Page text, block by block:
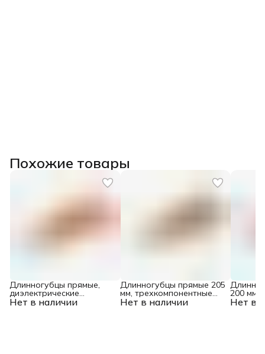
Похожие товары
Нет в наличии
Длинногубцы прямые,
диэлектрические
рукоятки до 1000 В, Нет в наличии
Длинногубцы прямые 205
мм, трехкомпонентные
рукоятки Denzel Нет в
200 мм,